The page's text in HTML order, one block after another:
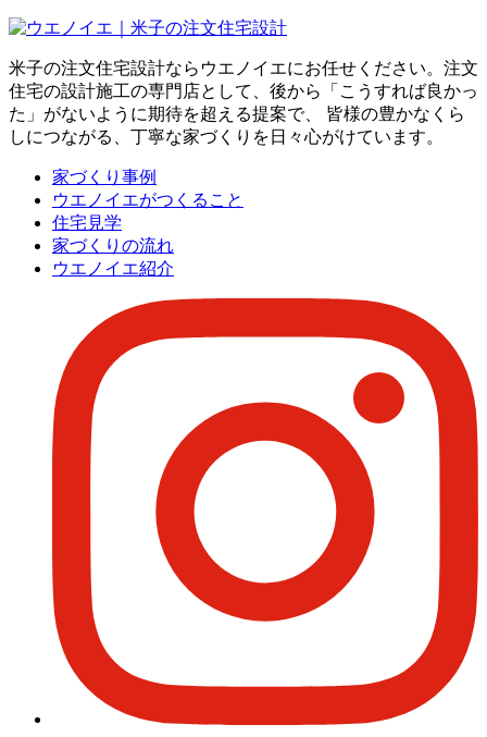
米子の注文住宅設計ならウエノイエにお任せください。注文
住宅の設計施工の専門店として、後から「こうすれば良かっ
た」がないように期待を超える提案で、 皆様の豊かなくら
しにつながる、丁寧な家づくりを日々心がけています。
家づくり事例
ウエノイエがつくること
住宅見学
家づくりの流れ
ウエノイエ紹介